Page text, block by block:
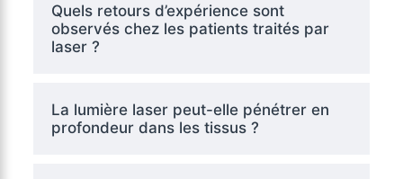
Quels retours d’expérience sont
observés chez les patients traités par
laser ?
La lumière laser peut-elle pénétrer en
profondeur dans les tissus ?